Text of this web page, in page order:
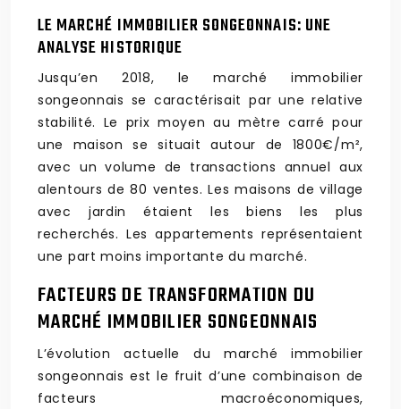
LE MARCHÉ IMMOBILIER SONGEONNAIS: UNE
ANALYSE HISTORIQUE
Jusqu’en 2018, le marché immobilier
songeonnais se caractérisait par une relative
stabilité. Le prix moyen au mètre carré pour
une maison se situait autour de 1800€/m²,
avec un volume de transactions annuel aux
alentours de 80 ventes. Les maisons de village
avec jardin étaient les biens les plus
recherchés. Les appartements représentaient
une part moins importante du marché.
FACTEURS DE TRANSFORMATION DU
MARCHÉ IMMOBILIER SONGEONNAIS
L’évolution actuelle du marché immobilier
songeonnais est le fruit d’une combinaison de
facteurs macroéconomiques,